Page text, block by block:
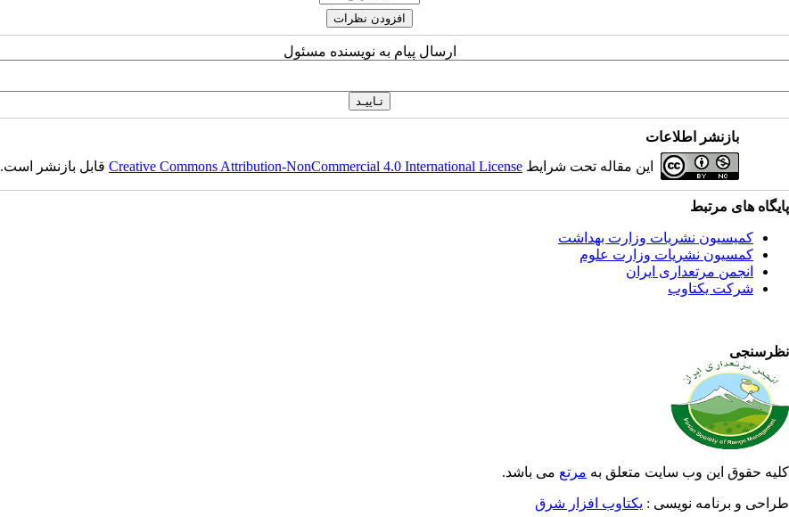
ارسال پیام به نویسنده مسئول
بازنشر اطلاعات
این مقاله تحت شرایط Creative Commons Attribution-NonCommercial 4.0 International Licenseقابل بازنشر است.
پایگاه های مرتبط
کمیسیون نشریات وزارت بهداشت
کمسیون نشریات وزارت علوم
انجمن مرتعداری ایران
شرکت یکتاوب
نظرسنجی
کلیه حقوق این وب سایت متعلق به مرتع می باشد.
طراحی و برنامه نویسی : یکتاوب افزار شرق